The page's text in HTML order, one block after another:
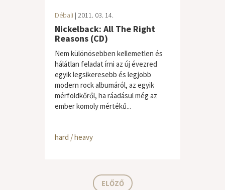
Débali | 2011. 03. 14.
Nickelback: All The Right
Reasons (CD)
Nem különösebben kellemetlen és
hálátlan feladat írni az új évezred
egyik legsikeresebb és legjobb
modern rock albumáról, az egyik
mérföldkőről, ha ráadásul még az
ember komoly mértékű...
hard / heavy
ELŐZŐ